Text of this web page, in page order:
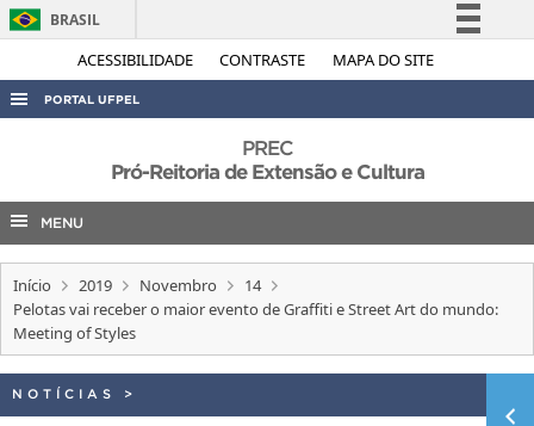
ACESSIBILIDADE CONTRASTE MAPA DO SITE
BRASIL
Simplifique!
Acesso à informação
Legislação
PORTAL UFPEL
AUDITORIA
COBALTO
CONCURSOS
EDITAIS
INTERNACIONAL
PREC
Pró-Reitoria de Extensão e Cultura
MENU
Início 2019 Novembro
14
Pelotas vai receber o maior evento de Graffiti e Street Art do mundo:
Meeting of Styles
NOTÍCIAS >